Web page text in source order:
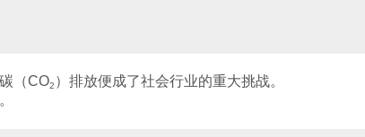
（CO2 ）排放便成了社会行业的重大挑战。